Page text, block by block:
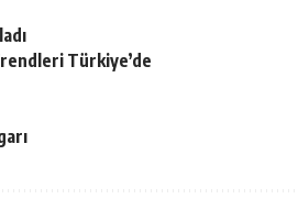
Türkiye’de